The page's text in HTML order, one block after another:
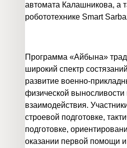
автомата Калашникова, а
робототехнике Smart
Программа «Айбына»
широкий спектр
развитие
физической выносливости
взаимодействия.
строевой подготовке,
подготовке,
оказании первой помощи и